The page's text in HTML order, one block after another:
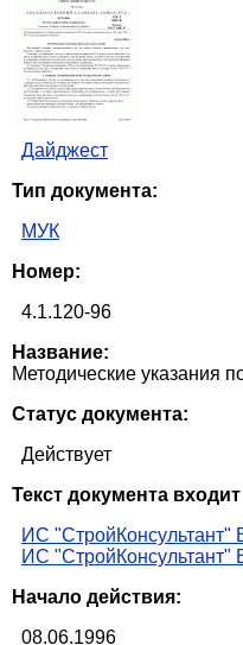
Дайджест
Тип документа:
МУК
Номер:
4.1.120-96
Название:
Методические указания
Статус документа:
Действует
Текст документа
ИС "СтройКонсультант"
ИС
Начало действия:
08.06.1996